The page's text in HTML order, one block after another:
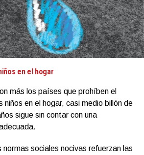
en el hogar
más los países que prohíben el
en el hogar, casi medio billón de
sigue sin contar con una
normas sociales nocivas refuerzan las